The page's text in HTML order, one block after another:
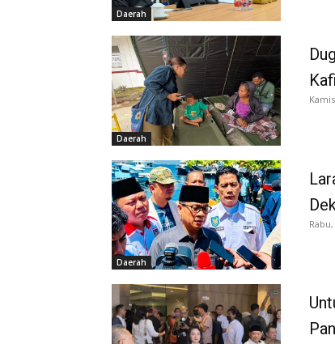
Daerah
Daerah
Daerah